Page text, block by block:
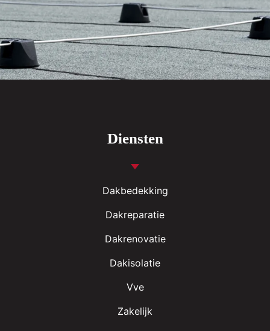
Diensten
Dakbedekking
Dakreparatie
Dakrenovatie
Dakisolatie
Vve
Zakelijk